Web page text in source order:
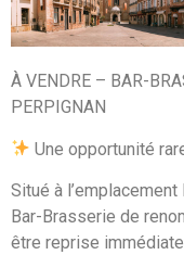
À VENDRE – BAR-
PERPIGNAN
Une opportunité
Situé à
Bar-Brasserie de
être reprise